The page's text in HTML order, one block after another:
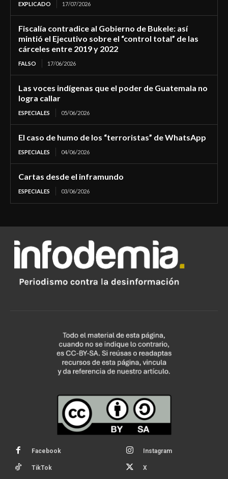
EXPLICADO 17/07/2026
Fiscalía contradice al Gobierno de Bukele: así
mintió el Ejecutivo sobre el “control total” de las
cárceles entre 2019 y 2022
FALSO 17/06/2026
Las voces indígenas que el poder de Guatemala no
logra callar
ESPECIALES 05/06/2026
El caso de humo de los “terroristas” de WhatsApp
ESPECIALES 04/06/2026
Cartas desde el inframundo
ESPECIALES 03/06/2026
Facebook Instagram
TikTok X